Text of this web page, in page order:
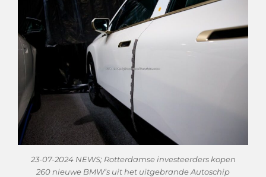
23-07-2024 NEWS; Rotterdamse investeerders kopen
260 nieuwe BMW’s uit het uitgebrande Autoschip